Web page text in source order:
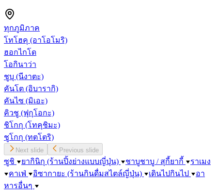
ทุกภูมิภาค
โทโฮคุ (อาโอโมริ)
ฮอกไกโด
โอกินาว่า
ชูบุ (นีงาตะ)
คันโต (อิบารากิ)
คันไซ (มิเอะ)
คิวชู (ฟุกุโอกะ)
ชิโกกุ (โทคุชิมะ)
ชูโกกุ (ทตโตริ)
Next slide Previous slide
ซูชิ ยากินิกุ (ร้านปิ้งย่างแบบญี่ปุ่น) ชาบูชาบู / สุกี้ยากี้
ราเมง
คาเฟ่
อิซากายะ (ร้านกินดื่มสไตล์ญี่ปุ่น) เดินไปกินไป
อา
หารอื่นๆ